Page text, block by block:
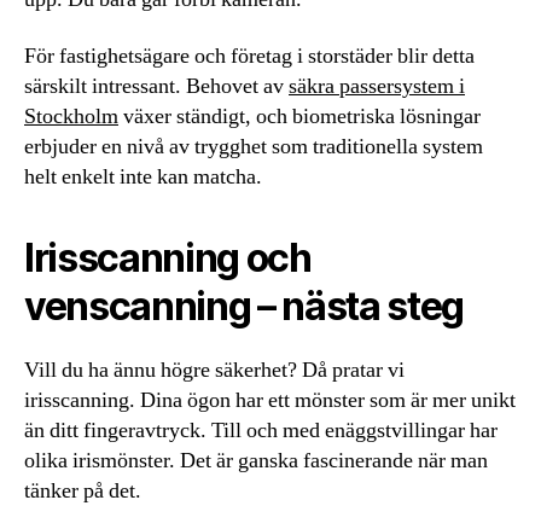
För fastighetsägare och företag i storstäder blir detta
särskilt intressant. Behovet avsäkra passersystem i
Stockholmväxer ständigt, och biometriska lösningar
erbjuder en nivå av trygghet som traditionella system
helt enkelt inte kan matcha.
Irisscanning och
venscanning – nästa steg
Vill du ha ännu högre säkerhet? Då pratar vi
irisscanning. Dina ögon har ett mönster som är mer unikt
än ditt fingeravtryck. Till och med enäggstvillingar har
olika irismönster. Det är ganska fascinerande när man
tänker på det.